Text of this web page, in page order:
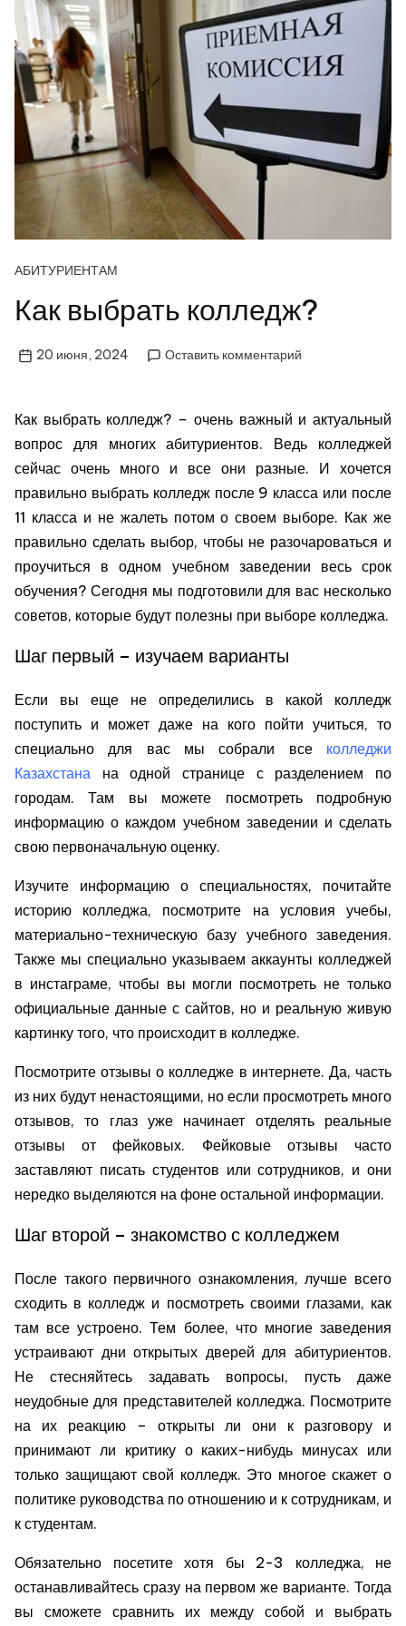
АБИТУРИЕНТАМ
Как выбрать колледж?
20 июня, 2024 Оставить комментарий
Как выбрать колледж? – очень важный и актуальный
вопрос для многих абитуриентов. Ведь колледжей
сейчас очень много и все они разные. И хочется
правильно выбрать колледж после 9 класса или после
11 класса и не жалеть потом о своем выборе. Как же
правильно сделать выбор, чтобы не разочароваться и
проучиться в одном учебном заведении весь срок
обучения? Сегодня мы подготовили для вас несколько
советов, которые будут полезны при выборе колледжа.
Шаг первый – изучаем варианты
Если вы еще не определились в какой колледж
поступить и может даже на кого пойти учиться, то
специально для вас мы собрали все колледжи
Казахстана на одной странице с разделением по
городам. Там вы можете посмотреть подробную
информацию о каждом учебном заведении и сделать
свою первоначальную оценку.
Изучите информацию о специальностях, почитайте
историю колледжа, посмотрите на условия учебы,
материально-техническую базу учебного заведения.
Также мы специально указываем аккаунты колледжей
в инстаграме, чтобы вы могли посмотреть не только
официальные данные с сайтов, но и реальную живую
картинку того, что происходит в колледже.
Посмотрите отзывы о колледже в интернете. Да, часть
из них будут ненастоящими, но если просмотреть много
отзывов, то глаз уже начинает отделять реальные
отзывы от фейковых. Фейковые отзывы часто
заставляют писать студентов или сотрудников, и они
нередко выделяются на фоне остальной информации.
Шаг второй – знакомство с колледжем
После такого первичного ознакомления, лучше всего
сходить в колледж и посмотреть своими глазами, как
там все устроено. Тем более, что многие заведения
устраивают дни открытых дверей для абитуриентов.
Не стесняйтесь задавать вопросы, пусть даже
неудобные для представителей колледжа. Посмотрите
на их реакцию – открыты ли они к разговору и
принимают ли критику о каких-нибудь минусах или
только защищают свой колледж. Это многое скажет о
политике руководства по отношению и к сотрудникам, и
к студентам.
Обязательно посетите хотя бы 2-3 колледжа, не
останавливайтесь сразу на первом же варианте. Тогда
вы сможете сравнить их между собой и выбрать